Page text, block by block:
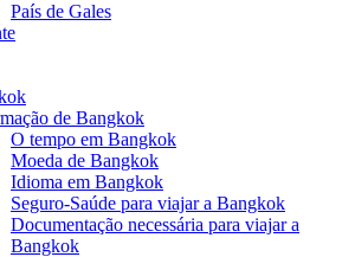
País de Gales
de Bangkok
O tempo em Bangkok
Moeda de Bangkok
Idioma em Bangkok
Seguro-Saúde para viajar a Bangkok
Documentação necessária para viajar a
Bangkok